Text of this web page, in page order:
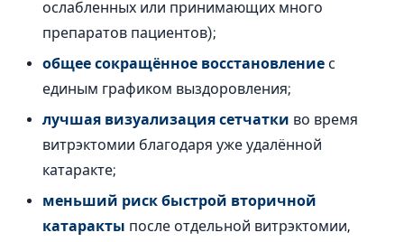
ослабленных или принимающих много
препаратов пациентов);
общее сокращённое восстановление с
единым графиком выздоровления;
лучшая визуализация сетчатки во время
витрэктомии благодаря уже удалённой
катаракте;
меньший риск быстрой вторичной
катаракты после отдельной витрэктомии,